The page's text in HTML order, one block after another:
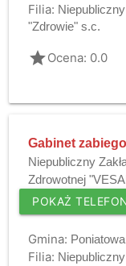
Filia:
"Zdrowie" s.c.
gradeOcena: 0.0
Gabinet
Niepubliczny
Zdrowotnej
POKAŻ
Gmina:
Filia: